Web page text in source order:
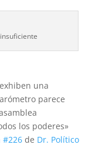
una
parece
los poderes»
#226de Dr. Político